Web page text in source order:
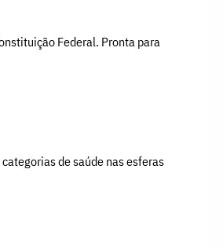
Federal. Pronta para
de saúde nas esferas